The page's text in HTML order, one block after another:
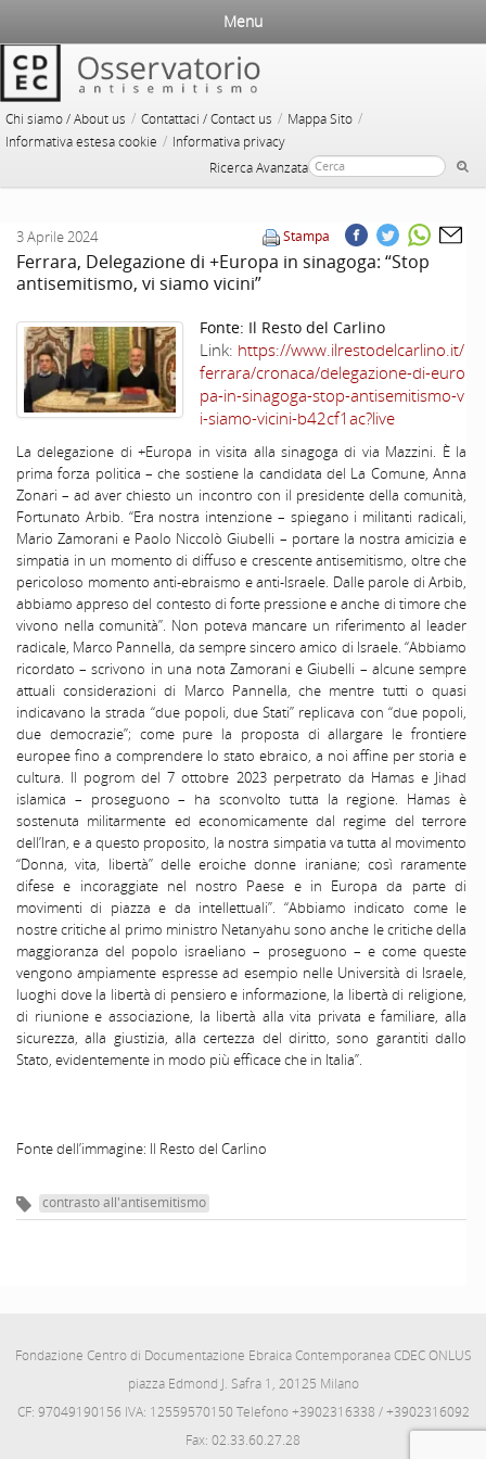
Chi siamo / About us / Contattaci / Contact us / Mappa Sito /
Informativa estesa cookie / Informativa privacy
Ricerca Avanzata
Menu
Stampa
3 Aprile 2024
Ferrara, Delegazione di +Europa in sinagoga: “Stop
antisemitismo, vi siamo vicini”
Fonte: Il Resto del Carlino
Link: https://www.ilrestodelcarlino.it/
ferrara/cronaca/delegazione-di-euro
pa-in-sinagoga-stop-antisemitismo-v
i-siamo-vicini-b42cf1ac?live
La delegazione di +Europa in visita alla sinagoga di via Mazzini. È la
prima forza politica – che sostiene la candidata del La Comune, Anna
Zonari – ad aver chiesto un incontro con il presidente della comunità,
Fortunato Arbib. “Era nostra intenzione – spiegano i militanti radicali,
Mario Zamorani e Paolo Niccolò Giubelli – portare la nostra amicizia e
simpatia in un momento di diffuso e crescente antisemitismo, oltre che
pericoloso momento anti-ebraismo e anti-Israele. Dalle parole di Arbib,
abbiamo appreso del contesto di forte pressione e anche di timore che
vivono nella comunità”. Non poteva mancare un riferimento al leader
radicale, Marco Pannella, da sempre sincero amico di Israele. “Abbiamo
ricordato – scrivono in una nota Zamorani e Giubelli – alcune sempre
attuali considerazioni di Marco Pannella, che mentre tutti o quasi
indicavano la strada “due popoli, due Stati” replicava con “due popoli,
due democrazie”; come pure la proposta di allargare le frontiere
europee fino a comprendere lo stato ebraico, a noi affine per storia e
cultura. Il pogrom del 7 ottobre 2023 perpetrato da Hamas e Jihad
islamica – proseguono – ha sconvolto tutta la regione. Hamas è
sostenuta militarmente ed economicamente dal regime del terrore
dell’Iran, e a questo proposito, la nostra simpatia va tutta al movimento
“Donna, vita, libertà” delle eroiche donne iraniane; così raramente
difese e incoraggiate nel nostro Paese e in Europa da parte di
movimenti di piazza e da intellettuali”. “Abbiamo indicato come le
nostre critiche al primo ministro Netanyahu sono anche le critiche della
maggioranza del popolo israeliano – proseguono – e come queste
vengono ampiamente espresse ad esempio nelle Università di Israele,
luoghi dove la libertà di pensiero e informazione, la libertà di religione,
di riunione e associazione, la libertà alla vita privata e familiare, alla
sicurezza, alla giustizia, alla certezza del diritto, sono garantiti dallo
Stato, evidentemente in modo più efficace che in Italia”.
Fonte dell’immagine: Il Resto del Carlino
contrasto all'antisemitismo
Fondazione Centro di Documentazione Ebraica Contemporanea CDEC ONLUS
piazza Edmond J. Safra 1, 20125 Milano
CF: 97049190156 IVA: 12559570150 Telefono +3902316338 / +3902316092
Fax: 02.33.60.27.28